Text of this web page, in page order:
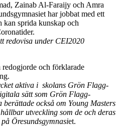
Zainab Al-Faraijy och Amra
har jobbat med ett
kan sprida kunskap och
redovisa under CEI2020
och förklarade
aktiva i skolans Grön Flagg-
sätt som Grön Flagg-
också om Young Masters
utveckling som de och deras
Öresundsgymnasiet.